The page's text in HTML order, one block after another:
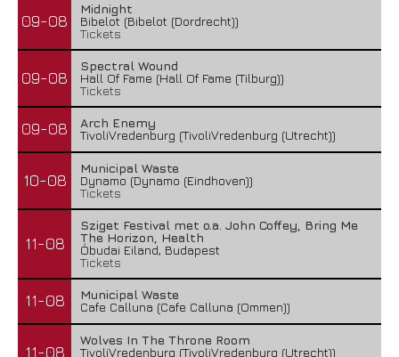
09-08
Midnight
Bibelot (Bibelot (Dordrecht))
Tickets
09-08
Spectral Wound
Hall Of Fame (Hall Of Fame (Tilburg))
Tickets
09-08
Arch Enemy
TivoliVredenburg (TivoliVredenburg (Utrecht))
10-08
Municipal Waste
Dynamo (Dynamo (Eindhoven))
Tickets
11-08
Sziget Festival met o.a. John Coffey, Bring Me
The Horizon, Health
Óbudai Eiland, Budapest
Tickets
11-08
Municipal Waste
Cafe Calluna (Cafe Calluna (Ommen))
11-08
Wolves In The Throne Room
TivoliVredenburg (TivoliVredenburg (Utrecht))